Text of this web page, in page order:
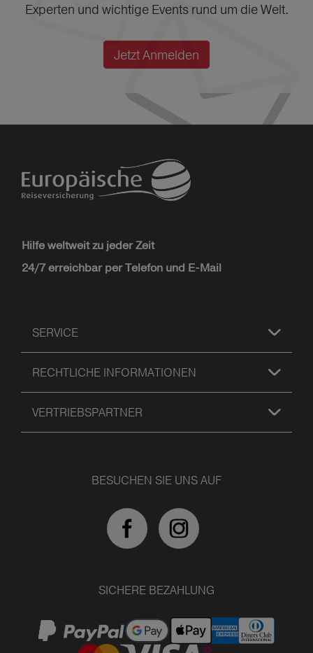
Experten und wichtige Events rund um die Welt.
Jetzt Anmelden
Hilfe weltweit zu jeder Zeit
24/7 erreichbar per Telefon und E-Mail
SERVICE
RECHTLICHE INFORMATIONEN
VERTRIEBSPARTNER
BESUCHEN SIE UNS AUF
SICHERE BEZAHLUNG